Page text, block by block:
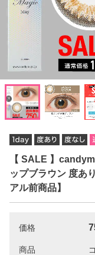
【 SALE 】
ップブラウン 度あ
アル前商品】
価格
商品